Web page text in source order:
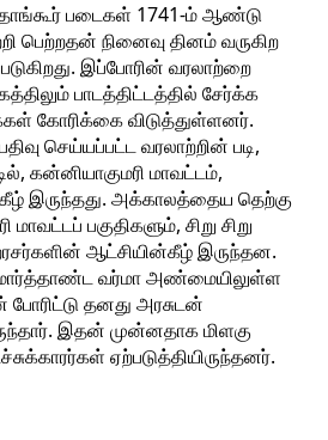
படைகள் 1741-ம் ஆண்டு
பெற்றதன் நினைவு தினம் வருகிற
இப்போரின் வரலாற்றை
பாடத்திட்டத்தில் சேர்க்க
கோரிக்கை விடுத்துள்ளனர்.
செய்யப்பட்ட வரலாற்றின் படி,
கன்னியாகுமரி மாவட்டம்,
கீழ் இருந்தது. அக்காலத்தைய தெற்கு
பகுதிகளும், சிறு சிறு
ஆட்சியின்கீழ் இருந்தன.
வர்மா அண்மையிலுள்ள
தனது அரசுடன்
இதன் முன்னதாக மிளகு
ஏற்படுத்தியிருந்தனர்.